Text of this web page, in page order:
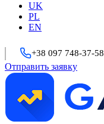
UK
PL
EN
+38 097 748-37-58
Отправить заявку